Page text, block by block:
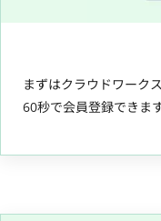
まずはクラウドワーク
60秒で会員登録できま